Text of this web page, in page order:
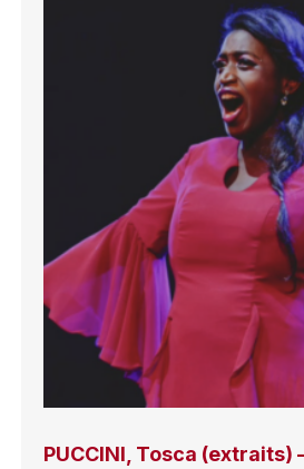
PUCCINI, Tosca (extraits)